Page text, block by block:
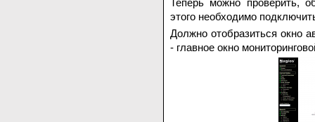
этого необходимо
Должно отобразиться окно
- главное окно